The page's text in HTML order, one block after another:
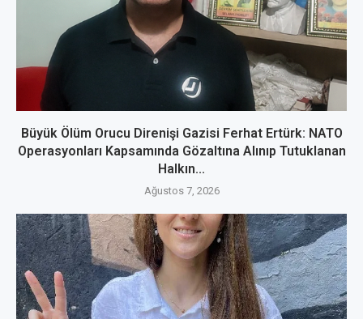
Büyük Ölüm Orucu Direnişi Gazisi Ferhat Ertürk: NATO
Operasyonları Kapsamında Gözaltına Alınıp Tutuklanan
Halkın...
Ağustos 7, 2026